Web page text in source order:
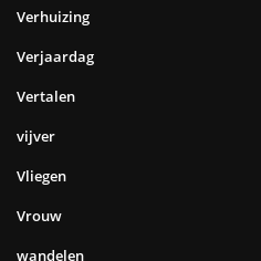
Verhuizing
Verjaardag
Vertalen
vijver
Vliegen
Vrouw
wandelen